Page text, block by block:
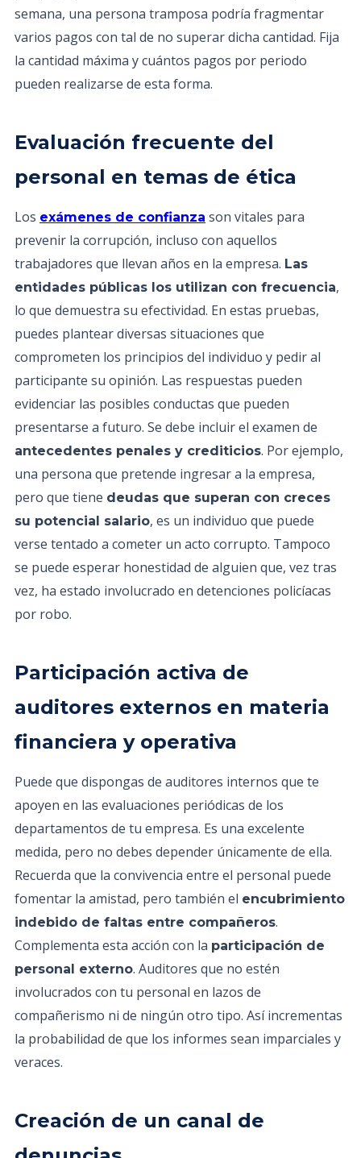
semana, una persona tramposa podría fragmentar
varios pagos con tal de no superar dicha cantidad. Fija
la cantidad máxima y cuántos pagos por periodo
pueden realizarse de esta forma.
Evaluación frecuente del
personal en temas de ética
Los exámenes de confianza son vitales para
prevenir la corrupción, incluso con aquellos
trabajadores que llevan años en la empresa. Las
entidades públicas los utilizan con frecuencia,
lo que demuestra su efectividad. En estas pruebas,
puedes plantear diversas situaciones que
comprometen los principios del individuo y pedir al
participante su opinión. Las respuestas pueden
evidenciar las posibles conductas que pueden
presentarse a futuro. Se debe incluir el examen de
antecedentes penales y crediticios. Por ejemplo,
una persona que pretende ingresar a la empresa,
pero que tiene deudas que superan con creces
su potencial salario, es un individuo que puede
verse tentado a cometer un acto corrupto. Tampoco
se puede esperar honestidad de alguien que, vez tras
vez, ha estado involucrado en detenciones policíacas
por robo.
Participación activa de
auditores externos en materia
financiera y operativa
Puede que dispongas de auditores internos que te
apoyen en las evaluaciones periódicas de los
departamentos de tu empresa. Es una excelente
medida, pero no debes depender únicamente de ella.
Recuerda que la convivencia entre el personal puede
fomentar la amistad, pero también el encubrimiento
indebido de faltas entre compañeros.
Complementa esta acción con la participación de
personal externo. Auditores que no estén
involucrados con tu personal en lazos de
compañerismo ni de ningún otro tipo. Así incrementas
la probabilidad de que los informes sean imparciales y
veraces.
Creación de un canal de